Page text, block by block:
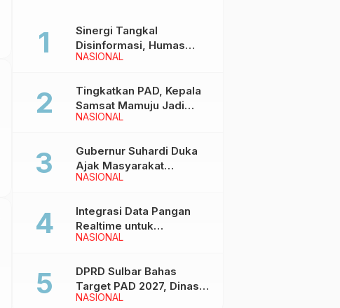
NASIONAL
Sinergi Tangkal
Disinformasi, Humas
Pemprov Sulbar Gelar
Redaksi di Mamuju
NASIONAL
Tingkatkan PAD, Kepala
Samsat Mamuju Jadi
Narasumber Hearing
DPRD Sulbar
NASIONAL
Gubernur Suhardi Duka
Ajak Masyarakat
Meriahkan Event
NASIONAL
Integrasi Data Pangan
Realtime untuk
Kendalikan inflasi,
Kembangkan Sistem
SAPEDA
NASIONAL
DPRD Sulbar Bahas
Target PAD 2027, Dinas
PUPR Siap Optimalkan